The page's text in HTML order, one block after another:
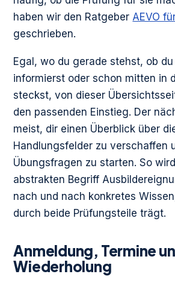
haben wir den Ratgeber AEVO
geschrieben.
Egal, wo du gerade stehst, ob
informierst oder schon mitten in
steckst, von dieser
den passenden Einstieg. Der
meist, dir einen Überblick über
Handlungsfelder zu verschaffen
Übungsfragen zu starten. So
abstrakten Begriff
nach und nach konkretes
durch beide Prüfungsteile trägt.
Anmeldung, Termine
Wiederholung